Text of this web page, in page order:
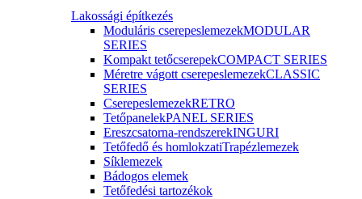
Lakossági építkezés
Moduláris cserepeslemezekMODULAR
SERIES
Kompakt tetőcserepekCOMPACT SERIES
Méretre vágott cserepeslemezekCLASSIC
SERIES
CserepeslemezekRETRO
TetőpanelekPANEL SERIES
Ereszcsatorna-rendszerekINGURI
Tetőfedő és homlokzatiTrapézlemezek
Síklemezek
Bádogos elemek
Tetőfedési tartozékok